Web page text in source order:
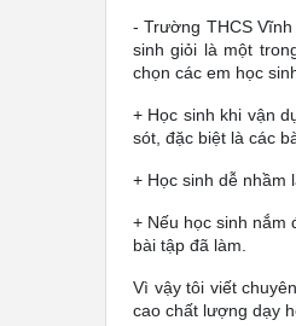
- Trường THCS
sinh giỏi là một
chọn các em học
+ Học sinh khi vận
sót, đặc biệt là các
+ Học sinh dễ nhầm
+ Nếu học sinh nắm
bài tập đã làm.
Vì vậy tôi viết
cao chất lượng dạy